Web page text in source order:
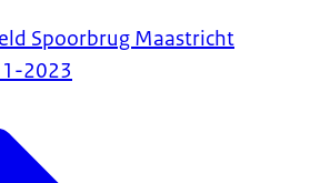
Spoorbrug Maastricht
2023